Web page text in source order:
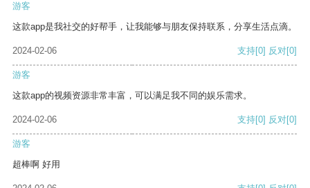
游客
这款app是我社交的好帮手，让我能够与朋友保持联系，分享生活点滴。
2024-02-06 支持[0] 反对[0]
游客
这款app的视频资源非常丰富，可以满足我不同的娱乐需求。
2024-02-06 支持[0] 反对[0]
游客
超棒啊 好用